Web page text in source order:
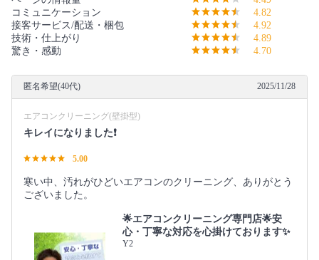
コミュニケーション
4.82
接客サービス/配送・梱包
4.92
技術・仕上がり
4.89
驚き・感動
4.70
匿名希望(40代) 2025/11/28
エアコンクリーニング(壁掛型)
キレイになりました❗️
5.00
寒い中、汚れがひどいエアコンのクリーニング、ありがとう
ございました。
🌟エアコンクリーニング専門店🌟安
心・丁寧な対応を心掛けております✨
Y2